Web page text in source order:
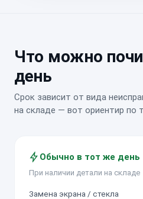
Что можно
день
Срок зависит от вида
на складе — вот ориентир по
Обычно в тот же день
При наличии детали на складе
Замена экрана / стекла